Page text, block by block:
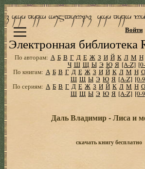
Электронная библиотека
Войти
По авторам: А Б В Г Д Е Ж З И Й К Л М Н
Ч Ш Щ Ы Э Ю Я [A-Z]
По книгам: А Б В Г Д Е Ж З И Й К Л М Н О
Ш Щ Ы Э Ю Я [A-Z] [0-
По сериям: А Б В Г Д Е Ж З И Й К Л М Н О
Ш Щ Ы Э Ю Я [A-Z] [0-
Даль Владимир - Лиса и
скачать книгу бесплатно